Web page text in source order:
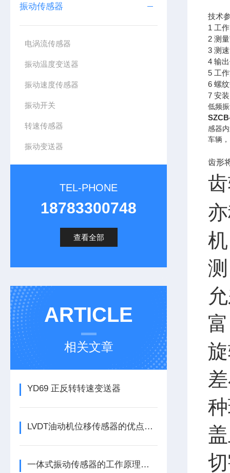
振动传感器
电涡流传感器
振动温度变送器
振动速度传感器
振动开关
转速传感器
振动变送器
TEL-PHONE
18783300748
查看全部
ARTICLE
相关文章
YD69 正反转转速变送器
LVDT油动机位移传感器的优点分别有这几点
一体式振动传感器的工作原理是什么？
技术
1 工
2 测
3 测
4 输
5 工
6 螺
7 安
低频
感器
车辆
齿形